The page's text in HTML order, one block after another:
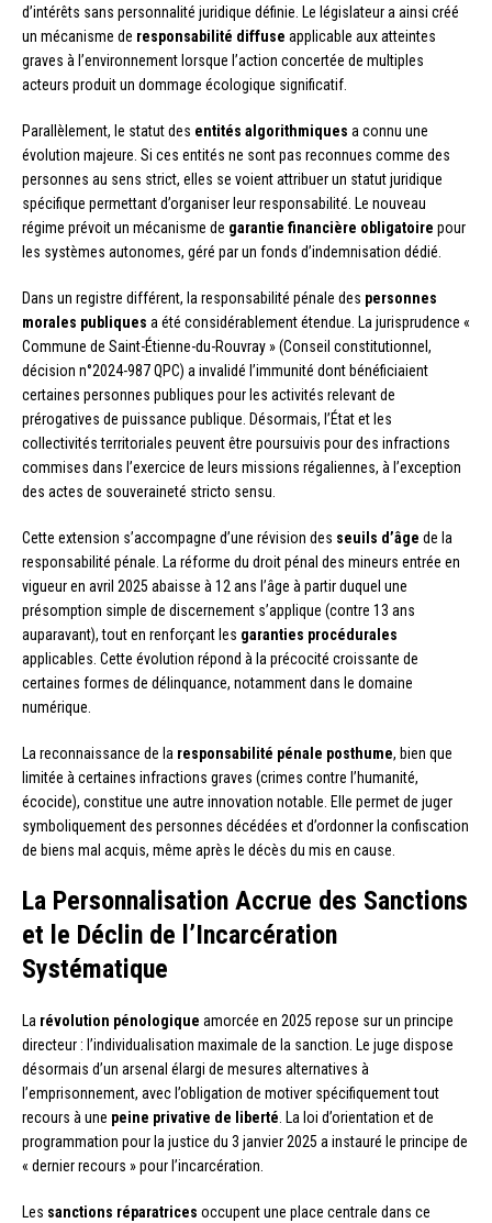
d’intérêts sans personnalité juridique définie. Le législateur a ainsi créé
un mécanisme de responsabilité diffuse applicable aux atteintes
graves à l’environnement lorsque l’action concertée de multiples
acteurs produit un dommage écologique significatif.
Parallèlement, le statut des entités algorithmiques a connu une
évolution majeure. Si ces entités ne sont pas reconnues comme des
personnes au sens strict, elles se voient attribuer un statut juridique
spécifique permettant d’organiser leur responsabilité. Le nouveau
régime prévoit un mécanisme de garantie financière obligatoire pour
les systèmes autonomes, géré par un fonds d’indemnisation dédié.
Dans un registre différent, la responsabilité pénale des personnes
morales publiques a été considérablement étendue. La jurisprudence «
Commune de Saint-Étienne-du-Rouvray » (Conseil constitutionnel,
décision n°2024-987 QPC) a invalidé l’immunité dont bénéficiaient
certaines personnes publiques pour les activités relevant de
prérogatives de puissance publique. Désormais, l’État et les
collectivités territoriales peuvent être poursuivis pour des infractions
commises dans l’exercice de leurs missions régaliennes, à l’exception
des actes de souveraineté stricto sensu.
Cette extension s’accompagne d’une révision des seuils d’âge de la
responsabilité pénale. La réforme du droit pénal des mineurs entrée en
vigueur en avril 2025 abaisse à 12 ans l’âge à partir duquel une
présomption simple de discernement s’applique (contre 13 ans
auparavant), tout en renforçant les garanties procédurales
applicables. Cette évolution répond à la précocité croissante de
certaines formes de délinquance, notamment dans le domaine
numérique.
La reconnaissance de la responsabilité pénale posthume, bien que
limitée à certaines infractions graves (crimes contre l’humanité,
écocide), constitue une autre innovation notable. Elle permet de juger
symboliquement des personnes décédées et d’ordonner la confiscation
de biens mal acquis, même après le décès du mis en cause.
La Personnalisation Accrue des Sanctions
et le Déclin de l’Incarcération
Systématique
La révolution pénologique amorcée en 2025 repose sur un principe
directeur : l’individualisation maximale de la sanction. Le juge dispose
désormais d’un arsenal élargi de mesures alternatives à
l’emprisonnement, avec l’obligation de motiver spécifiquement tout
recours à une peine privative de liberté. La loi d’orientation et de
programmation pour la justice du 3 janvier 2025 a instauré le principe de
« dernier recours » pour l’incarcération.
Les sanctions réparatrices occupent une place centrale dans ce